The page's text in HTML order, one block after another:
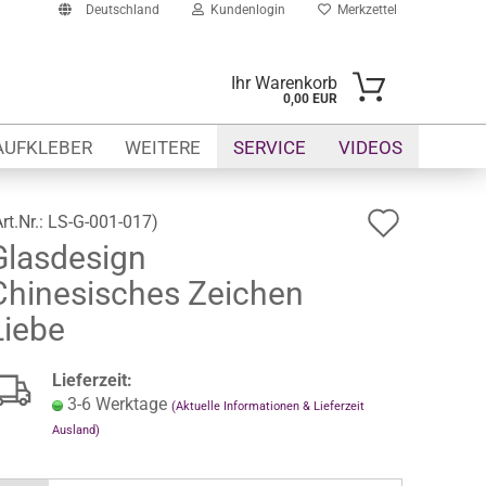
Deutschland Kundenlogin
Mail
erstellen
vergessen?
Merkzettel
Ihr Warenkorb
0,00 EUR
SERVICE VIDEOS
WEITERE
LS-G-001-017)
Zeichen
Lieferzeit:
3-6 Werktage (Aktuelle Informationen & Lieferzeit
Ausland)